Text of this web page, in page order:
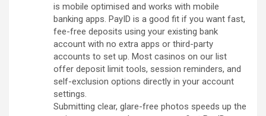
is mobile optimised and works with mobile
banking apps. PayID is a good fit if you want fast,
fee-free deposits using your existing bank
account with no extra apps or third-party
accounts to set up. Most casinos on our list
offer deposit limit tools, session reminders, and
self-exclusion options directly in your account
settings.
Submitting clear, glare-free photos speeds up the